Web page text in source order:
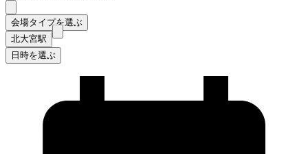
会場タイプを選ぶ
北大宮駅
日時を選ぶ